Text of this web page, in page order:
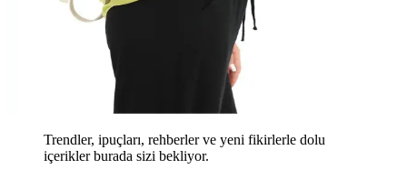
Trendler, ipuçları, rehberler ve yeni fikirlerle dolu
içerikler burada sizi bekliyor.